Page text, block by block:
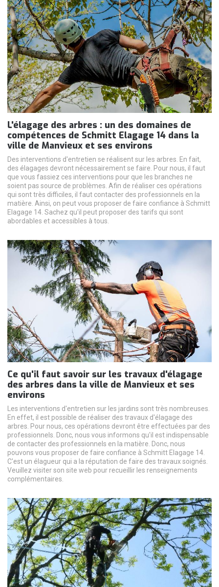
L'élagage des arbres : un des domaines de
compétences de Schmitt Elagage 14 dans la
ville de Manvieux et ses environs
Des interventions d'entretien se réalisent sur les arbres. En fait,
des élagages devront nécessairement se faire. Pour nous, il faut
que vous fassiez ces interventions pour que les branches ne
soient pas source de problèmes. Afin de réaliser ces opérations
qui sont très difficiles, il faut contacter des professionnels en la
matière. Ainsi, on peut vous proposer de faire confiance à Schmitt
Elagage 14. Sachez qu'il peut proposer des tarifs qui sont
abordables et accessibles à tous.
Ce qu'il faut savoir sur les travaux d'élagage
des arbres dans la ville de Manvieux et ses
environs
Les interventions d'entretien sur les jardins sont très nombreuses.
En effet, il est possible de réaliser des travaux d'élagage des
arbres. Pour nous, ces opérations devront être effectuées par des
professionnels. Donc, nous vous informons qu'il est indispensable
de contacter des professionnels en la matière. Donc, nous
pouvons vous proposer de faire confiance à Schmitt Elagage 14.
C'est un élagueur qui a la réputation de faire des travaux soignés.
Veuillez visiter son site web pour recueillir les renseignements
complémentaires.